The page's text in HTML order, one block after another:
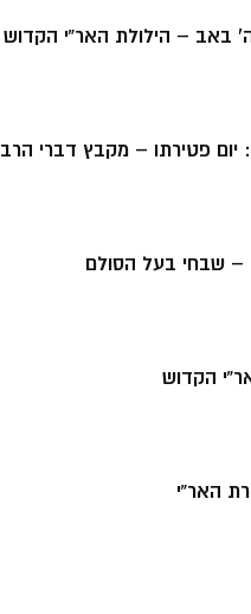
באב – הילולת האר”י הקדוש
יום פטירתו – מקבץ דברי הרב
– שבחי בעל הסולם
הקדוש
האר”י